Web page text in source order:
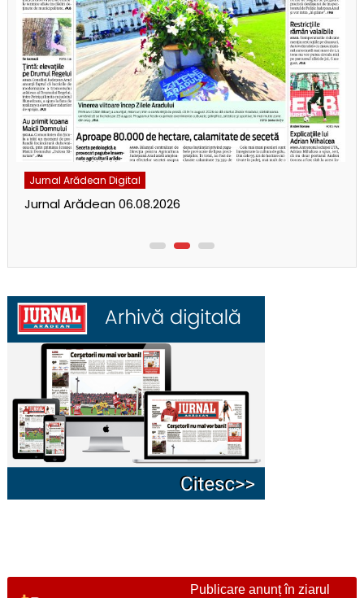
Jurnal Arădean Digital
Jurnal Arădean 06.08.2026
Publicare anunț în ziarul